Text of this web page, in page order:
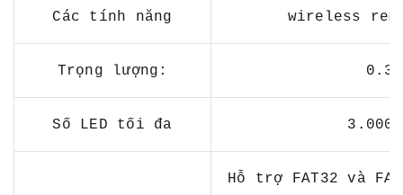
Các tính năng wireless
Trọng lượng: 0.3
Số LED tối đa 3.000
Hỗ trợ FAT32 và